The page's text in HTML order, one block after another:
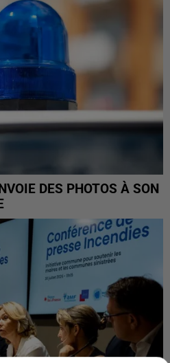
DES PHOTOS À SON